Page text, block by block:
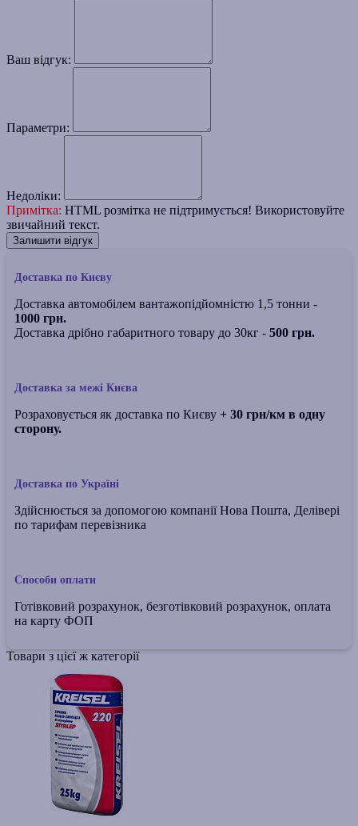
Ваш відгук:
Параметри:
Недоліки:
Примітка: HTML розмітка не підтримується! Використовуйте
звичайний текст.
Залишити відгук
Доставка по Києву
Доставка автомобілем вантажопідйомністю 1,5 тонни -
1000 грн.
Доставка дрібно габаритного товару до 30кг - 500 грн.
Доставка за межі Києва
Розраховується як доставка по Києву + 30 грн/км в одну
сторону.
Доставка по Україні
Здійснюється за допомогою компанії Нова Пошта, Делівері
по тарифам перевізника
Способи оплати
Готівковий розрахунок, безготівковий розрахунок, оплата
на карту ФОП
Товари з цієї ж категорії